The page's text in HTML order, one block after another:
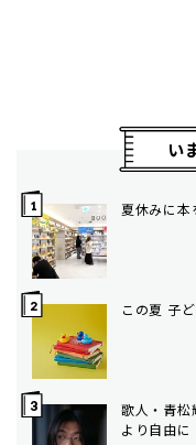
い
夏休みに
この夏 子
歌人・青松
より自由に